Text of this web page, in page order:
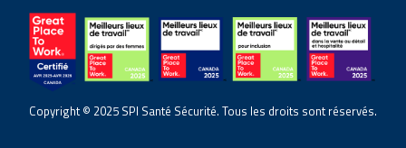
Copyright © 2025 SPI Santé Sécurité. Tous les droits sont réservés.